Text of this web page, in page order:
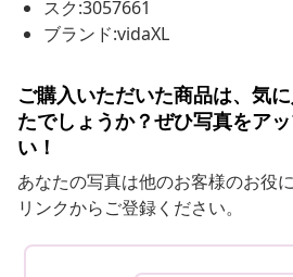
スク:3057661
ブランド:vidaXL
ご購入いただいた商品は、気
たでしょうか？ぜひ写真をア
い！
あなたの写真は他のお客様のお役
リンクからご登録ください。